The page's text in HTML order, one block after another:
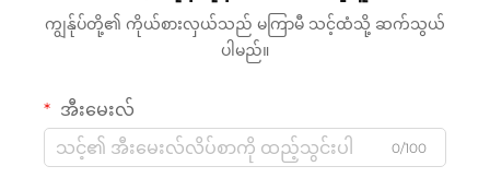
ကျွန်ုပ်တို့၏ ကိုယ်စားလှယ်သည် မကြာမီ သင့်ထံသို့ ဆက်သွယ်
ပါမည်။
အီးမေးလ်
0/100